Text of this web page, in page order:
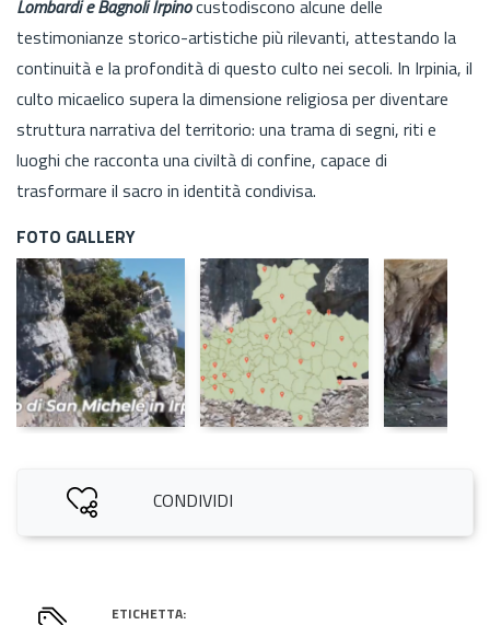
Lombardi e Bagnoli Irpinocustodiscono alcune delle
testimonianze storico-artistiche più rilevanti, attestando la
continuità e la profondità di questo culto nei secoli. In Irpinia, il
culto micaelico supera la dimensione religiosa per diventare
struttura narrativa del territorio: una trama di segni, riti e
luoghi che racconta una civiltà di confine, capace di
trasformare il sacro in identità condivisa.
FOTO GALLERY
CONDIVIDI
ETICHETTA: